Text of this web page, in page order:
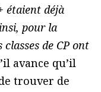
étaient déjà
pour la
de CP ont
avance qu’il
trouver de